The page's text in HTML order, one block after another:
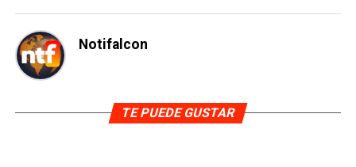
Notifalcon
TE PUEDE GUSTAR